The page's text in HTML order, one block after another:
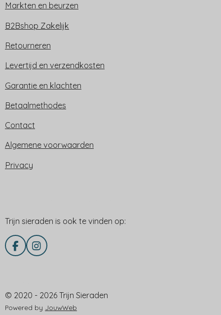
Markten en beurzen
B2Bshop Zakelijk
Retourneren
Levertijd en verzendkosten
Garantie en klachten
Betaalmethodes
Contact
Algemene voorwaarden
Privacy
Trijn sieraden is ook te vinden op:
F
a
o
o
I
n
g
r
© 2020 - 2026 Trijn Sieraden
Powered by JouwWeb